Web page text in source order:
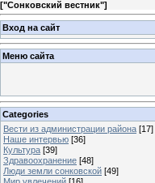
["Сонковский вестник"]
Вход на сайт
Меню сайта
Categories
Вести из администрации района [17]
Наше интервью [36]
Культура [39]
Здравоохранение [48]
Люди земли сонковской [49]